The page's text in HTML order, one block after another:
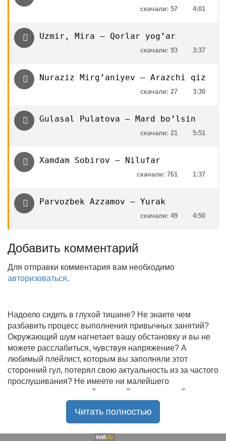
4:01
скачали: 57
Uzmir, Mira — Qorlar yog’ar
3:37
скачали: 93
Nuraziz Mirg’aniyev — Arazchi qiz
3:30
скачали: 27
Gulasal Pulatova — Mard bo’lsin
5:51
скачали: 21
Xamdam Sobirov — Nilufar
1:37
скачали: 761
Parvozbek Azzamov — Yurak
4:50
скачали: 49
Добавить комментарий
Для отправки комментария вам необходимо
авторизоваться.
Надоело сидеть в глухой тишине? Не знаете чем
разбавить процесс выполнения привычных занятий?
Окружающий шум нагнетает вашу обстановку и вы не
можете расслабиться, чувствуя напряжение? А
любимый плейлист, которым вы заполняли этот
сторонний гул, потерял свою актуальность из за частого
прослушивания? Не имеете ни малейшего
представления, где найти новый качественный контент
на замену старому? В таком случае вы обратились по
Читать полностью